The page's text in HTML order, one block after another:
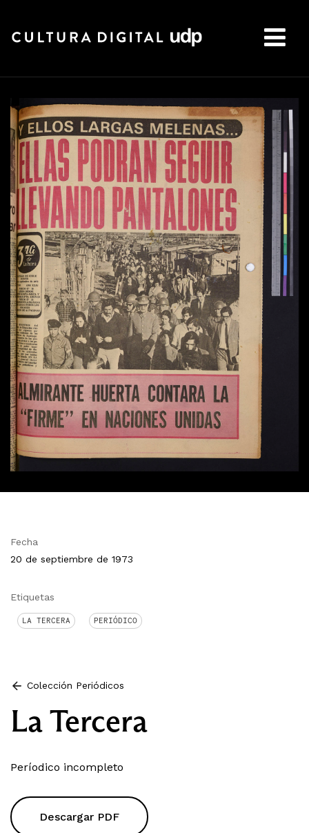
Fecha
20 de septiembre de 1973
Etiquetas
LA TERCERA PERIÓDICO
Colección Periódicos
La Tercera
Períodico incompleto
Descargar PDF